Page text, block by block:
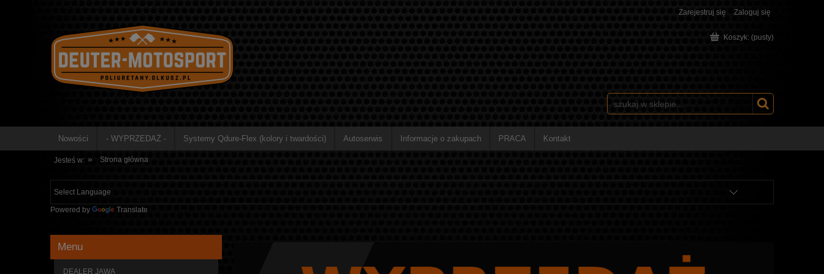
Zarejestruj się Zaloguj się
Koszyk: (pusty)
Nowości - WYPRZEDAŻ - Systemy Qdure-Flex (kolory i twardości) Autoserwis Informacje o zakupach PRACA Kontakt
Jesteś w: » Strona główna
Powered by Translate
Menu
DEALER JAWA